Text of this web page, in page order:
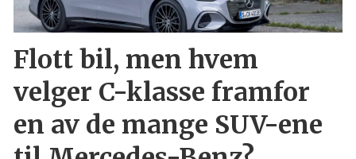
Flott bil, men hvem
velger C-klasse framfor
en av de mange SUV-ene